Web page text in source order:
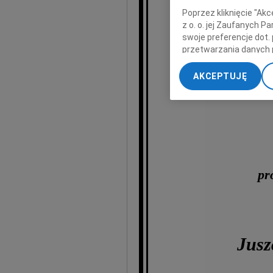
Poprzez kliknięcie
z o. o. jej Zaufanych
swoje preferencje dot.
przetwarzania danych
„Ustawienia
My, nasi Zaufani
dokładnych danych
Przechowywanie
treści, badnie
AKCEPTUJĘ